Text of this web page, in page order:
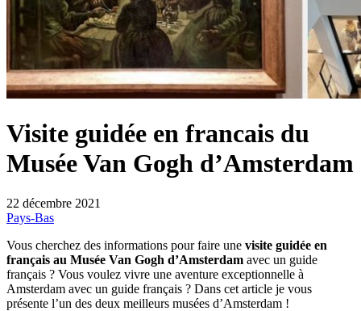
Visite guidée en francais du
Musée Van Gogh d’Amsterdam
22 décembre 2021
Pays-Bas
Vous cherchez des informations pour faire une visite guidée en
français au Musée Van Gogh d’Amsterdam avec un guide
français ? Vous voulez vivre une aventure exceptionnelle à
Amsterdam avec un guide français ? Dans cet article je vous
présente l’un des deux meilleurs musées d’Amsterdam !